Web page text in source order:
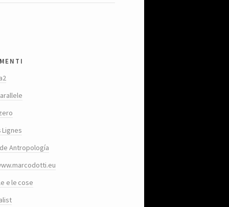
Lignes
Antropología
e le cose